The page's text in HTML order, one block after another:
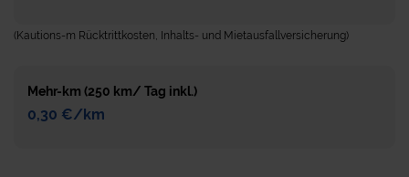
(Kautions-m Rücktrittkosten, Inhalts- und Mietausfallversicherung)
Mehr-km (250 km/ Tag inkl.)
0,30 €/km